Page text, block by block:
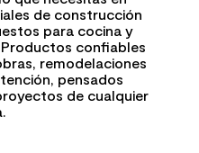
de construcción
para cocina y
confiables
remodelaciones
pensados
de cualquier